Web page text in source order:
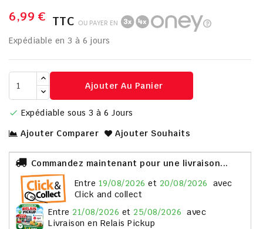
6,99 € TTC OU PAYER EN
Expédiable en 3 à 6 jours
Ajouter Au Panier
 Expédiable sous 3 à 6 Jours
Ajouter Comparer
Ajouter Souhaits
Commandez maintenant pour une livraison...
entre 19/08/2026 et 20/08/2026
avec
Click and collect
entre 21/08/2026 et 25/08/2026 avec
Livraison en Relais Pickup